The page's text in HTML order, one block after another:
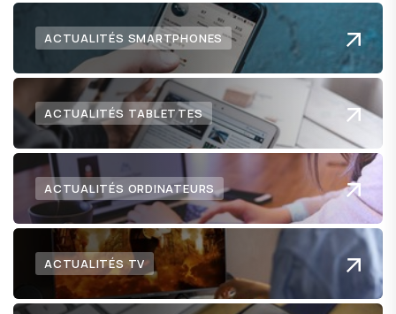
ACTUALITÉS SMARTPHONES
ACTUALITÉS TABLETTES
ACTUALITÉS ORDINATEURS
ACTUALITÉS TV